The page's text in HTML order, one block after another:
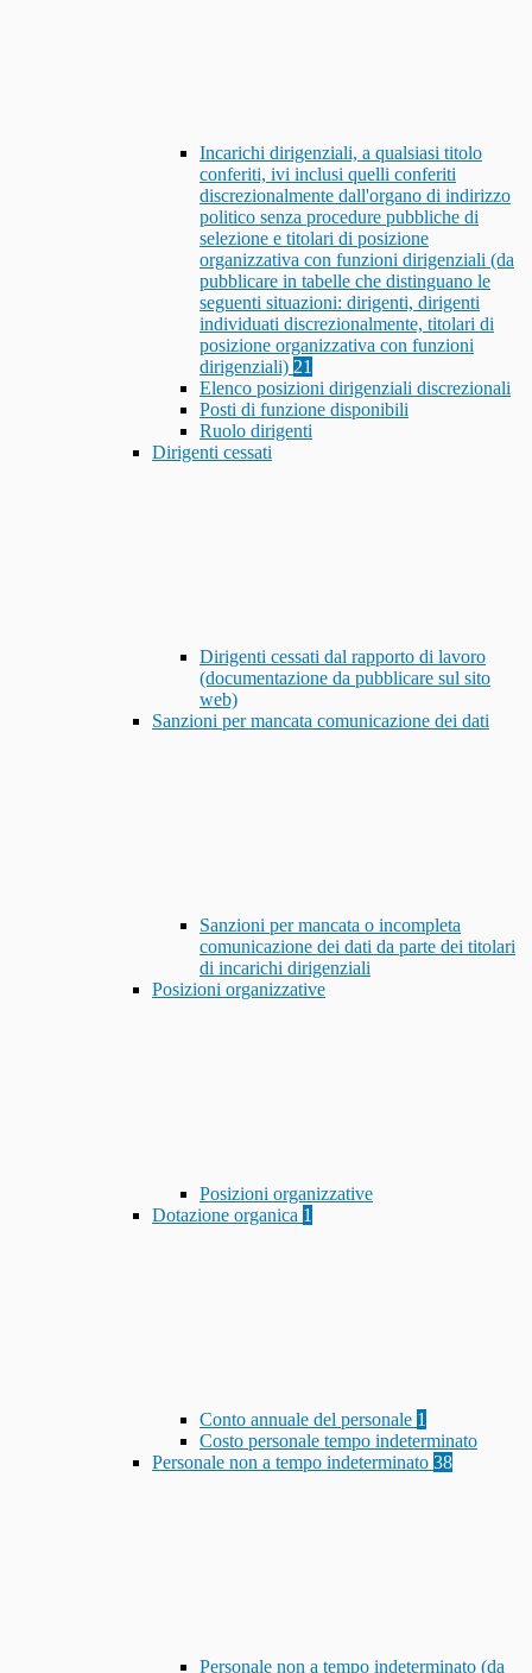
Incarichi dirigenziali, a qualsiasi titolo
conferiti, ivi inclusi quelli conferiti
discrezionalmente dall'organo di indirizzo
politico senza procedure pubbliche di
selezione e titolari di posizione
organizzativa con funzioni dirigenziali (da
pubblicare in tabelle che distinguano le
seguenti situazioni: dirigenti, dirigenti
individuati discrezionalmente, titolari di
posizione organizzativa con funzioni
dirigenziali) 21
Elenco posizioni dirigenziali discrezionali
Posti di funzione disponibili
Ruolo dirigenti
Dirigenti cessati
Dirigenti cessati dal rapporto di lavoro
(documentazione da pubblicare sul sito
web)
Sanzioni per mancata comunicazione dei dati
Sanzioni per mancata o incompleta
comunicazione dei dati da parte dei titolari
di incarichi dirigenziali
Posizioni organizzative
Posizioni organizzative
Dotazione organica 1
Conto annuale del personale 1
Costo personale tempo indeterminato
Personale non a tempo indeterminato 38
Personale non a tempo indeterminato (da